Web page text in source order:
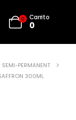
0 Carrito
0
SEMI-PERMANENT
300ML